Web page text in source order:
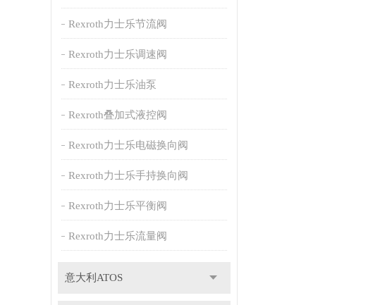
Rexroth力士乐节流阀
Rexroth力士乐调速阀
Rexroth力士乐油泵
Rexroth叠加式液控阀
Rexroth力士乐电磁换向阀
Rexroth力士乐手持换向阀
Rexroth力士乐平衡阀
Rexroth力士乐流量阀
意大利ATOS